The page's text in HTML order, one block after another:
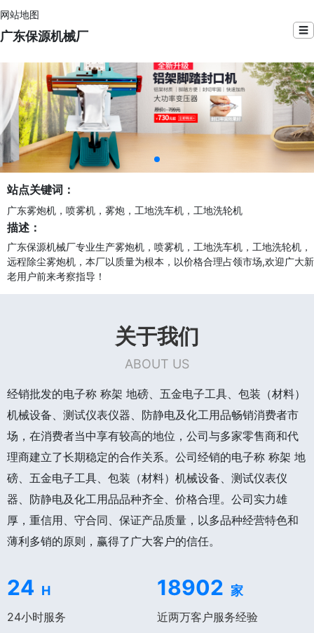
网站地图
广东保源机械厂 ☰
站点关键词：
广东雾炮机，喷雾机，雾炮，工地洗车机，工地洗轮机
描述：
广东保源机械厂专业生产雾炮机，喷雾机，工地洗车机，工地洗轮机，
远程除尘雾炮机，本厂以质量为根本，以价格合理占领市场,欢迎广大新
老用户前来考察指导！
关于我们
ABOUT US
经销批发的电子称 称架 地磅、五金电子工具、包装（材料）
机械设备、测试仪表仪器、防静电及化工用品畅销消费者市
场，在消费者当中享有较高的地位，公司与多家零售商和代
理商建立了长期稳定的合作关系。公司经销的电子称 称架 地
磅、五金电子工具、包装（材料）机械设备、测试仪表仪
器、防静电及化工用品品种齐全、价格合理。公司实力雄
厚，重信用、守合同、保证产品质量，以多品种经营特色和
薄利多销的原则，赢得了广大客户的信任。
24 H
24小时服务
18902 家
近两万客户服务经验